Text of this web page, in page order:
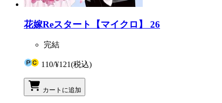
花嫁Reスタート【マイクロ】 26
完結
110/¥121(税込)
カートに追加